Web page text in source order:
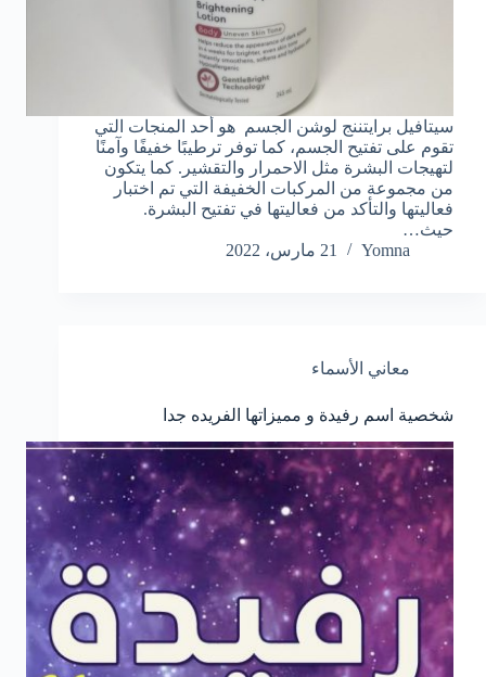
سيتافيل برايتننج لوشن الجسم هو أحد المنجات التي
تقوم على تفتيح الجسم، كما توفر ترطيبًا خفيفًا وآمنًا
لتهيجات البشرة مثل الاحمرار والتقشير. كما يتكون
من مجموعة من المركبات الخفيفة التي تم اختبار
فعاليتها والتأكد من فعاليتها في تفتيح البشرة.
حيث…
Yomna
21 مارس، 2022
معاني الأسماء
شخصية اسم رفيدة و مميزاتها الفريده جدا